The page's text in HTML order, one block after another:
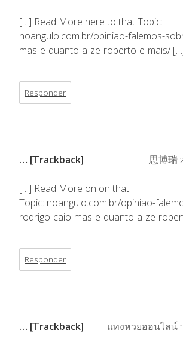
[…] Read More here to that Topic:
noangulo.com.br/opiniao-falemos-
mas-e-quanto-a-ze-roberto-e-mais/
Responder
思博瑞
… [Trackback]
[…] Read More on on that
Topic: noangulo.com.br/opiniao-
rodrigo-caio-mas-e-quanto-a-ze-
Responder
แทงหวยออนไลน์
… [Trackback]